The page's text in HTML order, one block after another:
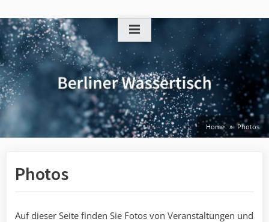
to
content
Home Photos
Photos
Auf dieser Seite finden Sie Fotos von Veranstaltungen und